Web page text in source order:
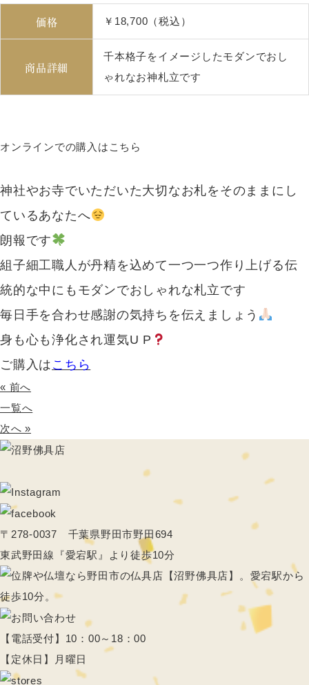
価格 ￥18,700（税込）
商品詳細
千本格子をイメージしたモダンでおし
ゃれなお神札立です
オンラインでの購入はこちら
神社やお寺でいただいた大切なお札をそのままにし
ているあなたへ
朗報です
組子細工職人が丹精を込めて一つ一つ作り上げる伝
統的な中にもモダンでおしゃれな札立です
毎日手を合わせ感謝の気持ちを伝えましょう
身も心も浄化され運気U P
ご購入は こちら
« 前へ
一覧へ
次へ »
〒278-0037 千葉県野田市野田694
東武野田線『愛宕駅』より徒歩10分
【電話受付】10：00～18：00
【定休日】月曜日